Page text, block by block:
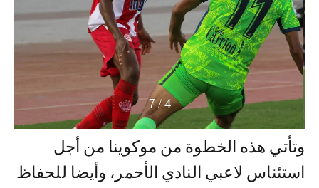
4
/
7
وتأتي هذه الخطوة من موكوينا من أجل
استئناس لاعبي النادي الأحمر، وأيضا للحفاظ